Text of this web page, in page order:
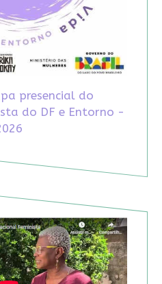
presencial do
do DF e Entorno -